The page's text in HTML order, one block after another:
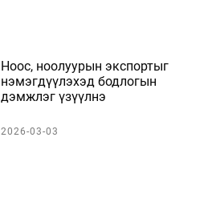
Ноос, ноолуурын экспортыг
нэмэгдүүлэхэд бодлогын
дэмжлэг үзүүлнэ
2026-03-03